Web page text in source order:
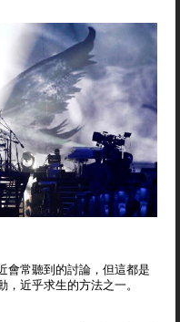
會常聽到的討論，但這都是
近乎求生的方法之一。